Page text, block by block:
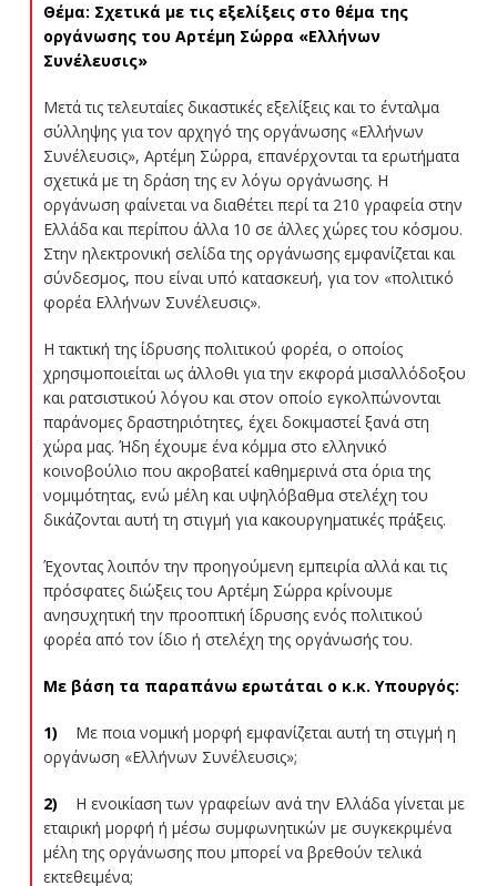
Θέμα: Σχετικά με τις εξελίξεις στο θέμα της
οργάνωσης του Αρτέμη Σώρρα «Ελλήνων
Συνέλευσις»
Μετά τις τελευταίες δικαστικές εξελίξεις και το ένταλμα
σύλληψης για τον αρχηγό της οργάνωσης «Ελλήνων
Συνέλευσις», Αρτέμη Σώρρα, επανέρχονται τα ερωτήματα
σχετικά με τη δράση της εν λόγω οργάνωσης. Η
οργάνωση φαίνεται να διαθέτει περί τα 210 γραφεία στην
Ελλάδα και περίπου άλλα 10 σε άλλες χώρες του κόσμου.
Στην ηλεκτρονική σελίδα της οργάνωσης εμφανίζεται και
σύνδεσμος, που είναι υπό κατασκευή, για τον «πολιτικό
φορέα Ελλήνων Συνέλευσις».
Η τακτική της ίδρυσης πολιτικού φορέα, ο οποίος
χρησιμοποιείται ως άλλοθι για την εκφορά μισαλλόδοξου
και ρατσιστικού λόγου και στον οποίο εγκολπώνονται
παράνομες δραστηριότητες, έχει δοκιμαστεί ξανά στη
χώρα μας. Ήδη έχουμε ένα κόμμα στο ελληνικό
κοινοβούλιο που ακροβατεί καθημερινά στα όρια της
νομιμότητας, ενώ μέλη και υψηλόβαθμα στελέχη του
δικάζονται αυτή τη στιγμή για κακουργηματικές πράξεις.
Έχοντας λοιπόν την προηγούμενη εμπειρία αλλά και τις
πρόσφατες διώξεις του Αρτέμη Σώρρα κρίνουμε
ανησυχητική την προοπτική ίδρυσης ενός πολιτικού
φορέα από τον ίδιο ή στελέχη της οργάνωσής του.
Με βάση τα παραπάνω ερωτάται ο κ.κ. Υπουργός:
1) Με ποια νομική μορφή εμφανίζεται αυτή τη στιγμή η
οργάνωση «Ελλήνων Συνέλευσις»;
2) Η ενοικίαση των γραφείων ανά την Ελλάδα γίνεται με
εταιρική μορφή ή μέσω συμφωνητικών με συγκεκριμένα
μέλη της οργάνωσης που μπορεί να βρεθούν τελικά
εκτεθειμένα;